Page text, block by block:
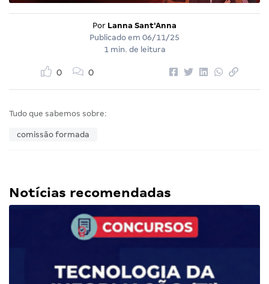
Por Lanna Sant'Anna
Publicado em 06/11/25
1 min. de leitura
0 0
Tudo que sabemos sobre:
comissão formada
Notícias recomendadas